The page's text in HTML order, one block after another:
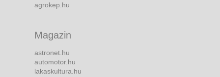
agrokep.hu
Magazin
astronet.hu
automotor.hu
lakaskultura.hu